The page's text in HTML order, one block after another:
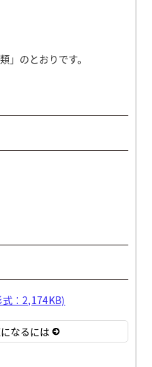
」のとおりです。
：2,174KB)
なるには